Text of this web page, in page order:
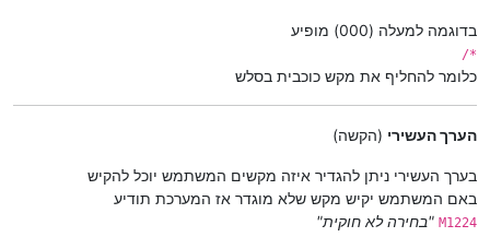
בדוגמה למעלה (000) מופיע
*/
כלומר להחליף את מקש כוכבית בסלש
הערך העשירי (הקשה)
בערך העשירי ניתן להגדיר איזה מקשים המשתמש יוכל להקיש
באם המשתמש יקיש מקש שלא מוגדר אז המערכת תודיע
M1224 "בחירה לא חוקית"